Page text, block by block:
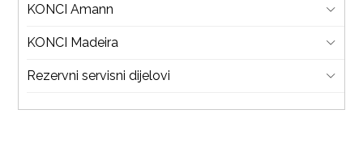
KONCI Amann
KONCI Madeira
Rezervni servisni dijelovi